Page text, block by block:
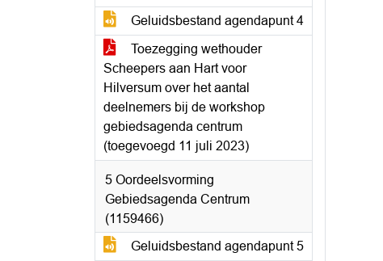
Geluidsbestand agendapunt 4
Toezegging wethouder
Scheepers aan Hart voor
Hilversum over het aantal
deelnemers bij de workshop
gebiedsagenda centrum
(toegevoegd 11 juli 2023)
5 Oordeelsvorming
Gebiedsagenda Centrum
(1159466)
Geluidsbestand agendapunt 5